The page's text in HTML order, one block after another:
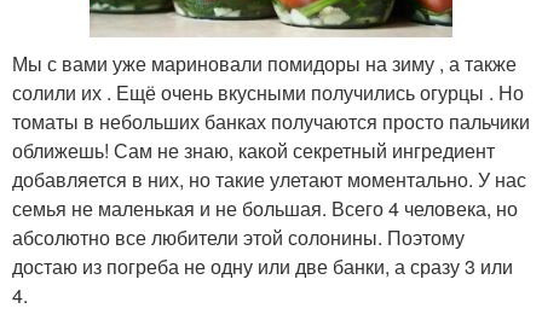
Мы с вами уже мариновали помидоры на зиму , а также
солили их . Ещё очень вкусными получились огурцы . Но
томаты в небольших банках получаются просто пальчики
оближешь! Сам не знаю, какой секретный ингредиент
добавляется в них, но такие улетают моментально. У нас
семья не маленькая и не большая. Всего 4 человека, но
абсолютно все любители этой солонины. Поэтому
достаю из погреба не одну или две банки, а сразу 3 или
4.